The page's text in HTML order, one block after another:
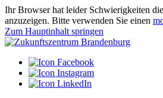
Ihr Browser hat leider Schwierigkeiten
anzuzeigen. Bitte verwenden Sie einen
Zum Hauptinhalt springen